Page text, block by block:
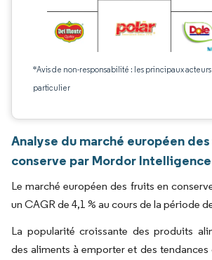
*Avis de non-responsabilité : les principaux acteurs
particulier
Analyse du marché européen
conserve par Mordor Intelligence
Le marché européen des fruits en
un CAGR de 4,1 % au cours de la période
La popularité croissante des produits
des aliments à emporter et des tendances